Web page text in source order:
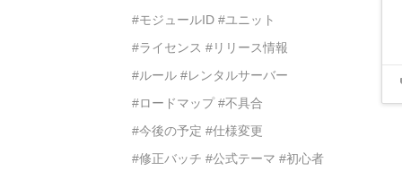
#モジュールID #ユニット
#ライセンス #リリース情報
#ルール #レンタルサーバー
#ロードマップ #不具合
#今後の予定 #仕様変更
#修正バッチ #公式テーマ #初心者